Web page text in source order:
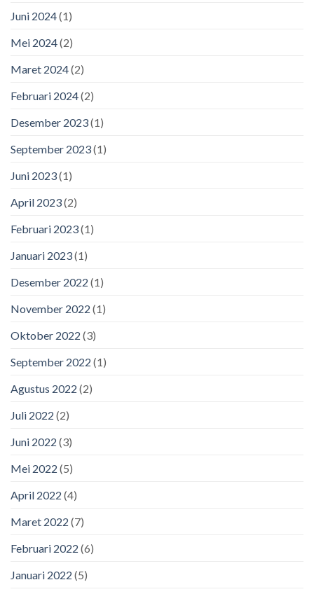
Juni 2024(1)
Mei 2024(2)
Maret 2024(2)
Februari 2024(2)
Desember 2023(1)
September 2023(1)
Juni 2023(1)
April 2023(2)
Februari 2023(1)
Januari 2023(1)
Desember 2022 (1)
November 2022 (1)
Oktober 2022 (3)
September 2022 (1)
Agustus 2022 (2)
Juli 2022 (2)
Juni 2022 (3)
Mei 2022 (5)
April 2022 (4)
Maret 2022 (7)
Februari 2022 (6)
Januari 2022 (5)